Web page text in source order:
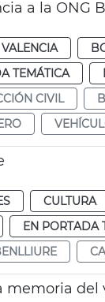
a la ONG
VALENCIA
TEMÁTICA
CIVIL
CULTURA
EN PORTADA
memoria del